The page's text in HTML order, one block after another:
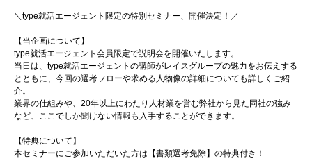
＼type就活エージェント限定の特別セミナー、開催決定！／
【当企画について】
type就活エージェント会員限定で説明会を開催いたします。
当日は、type就活エージェントの講師がレイスグループの魅力をお伝えする
とともに、今回の選考フローや求める人物像の詳細についても詳しくご紹
介。
業界の仕組みや、20年以上にわたり人材業を営む弊社から見た同社の強み
など、ここでしか聞けない情報も入手することができます。
【特典について】
本セミナーにご参加いただいた方は【書類選考免除】の特典付き！